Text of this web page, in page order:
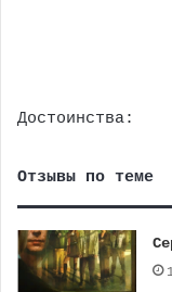
Достоинства:
Отзывы по теме